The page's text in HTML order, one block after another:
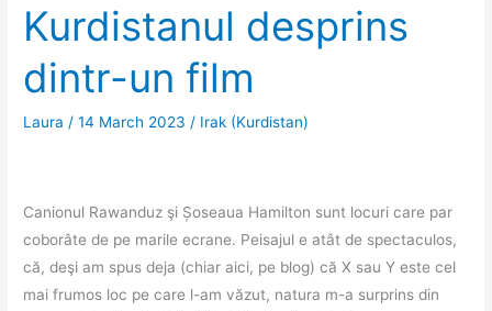
cer
Kurdistanul desprins
dintr-un film
Laura/14 March 2023/ Irak (Kurdistan)
Canionul Rawanduz şi Șoseaua Hamilton sunt locuri care par
coborâte de pe marile ecrane. Peisajul e atât de spectaculos,
că, deşi am spus deja (chiar aici, pe blog) că X sau Y este cel
mai frumos loc pe care l-am văzut, natura m-a surprins din